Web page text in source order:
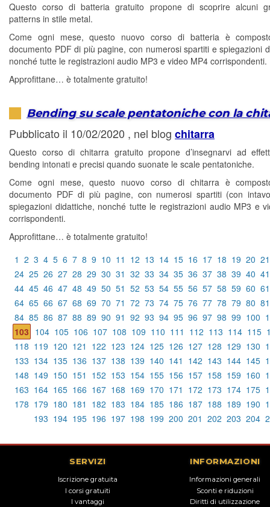
Questo corso di batteria gratuito propone di scoprire alcuni
patterns in stile metal.
Come ogni mese, questo nuovo corso di batteria è
documento PDF di più pagine, con numerosi spartiti e spiegazioni
nonché tutte le registrazioni audio MP3 e video MP4 corrispondenti.
Approfittane… è totalmente gratuito!
Bending su scale pentatoniche con la
Pubblicato il 10/02/2020 , nel blog chitarra
Questo corso di chitarra gratuito propone d’insegnarvi ad
bending intonati e precisi quando suonate le scale pentatoniche.
Come ogni mese, questo nuovo corso di chitarra è
documento PDF di più pagine, con numerosi spartiti (con
spiegazioni didattiche, nonché tutte le registrazioni audio MP3 e
corrispondenti.
Approfittane… è totalmente gratuito!
1 2 3 4 5 6 7 8 9 10 11 12 13 14 15 16 17 18 19 20 21
24 25 26 27 28 29 30 31 32 33 34 35 36 37 38 39 40 41
44 45 46 47 48 49 50 51 52 53 54 55 56 57 58 59 60 61
64 65 66 67 68 69 70 71 72 73 74 75 76 77 78 79 80 81
84 85 86 87 88 89 90 91 92 93 94 95 96 97 98 99 100
103 104 105 106 107 108 109 110 111 112 113 114 115
118 119 120 121 122 123 124 125 126 127 128 129 130
133 134 135 136 137 138 139 140 141 142 143 144 145
148 149 150 151 152 153 154 155 156 157 158 159 160
163 164 165 166 167 168 169 170 171 172 173 174 175
178 179 180 181 182 183 184 185 186 187 188 189 190
193 194 195 196 197 198 199 200 201 202 203 204
SERVIZI
Iscrizione gratuita
I corsi gratuiti
I vantaggi
INFORMAZIONI
Informazioni generali
Sconti e riduzioni
Diritti di utilizzazione